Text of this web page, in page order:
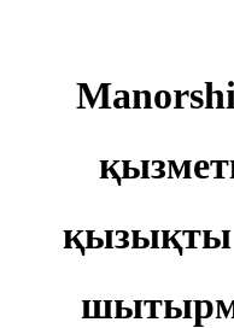
қызықты